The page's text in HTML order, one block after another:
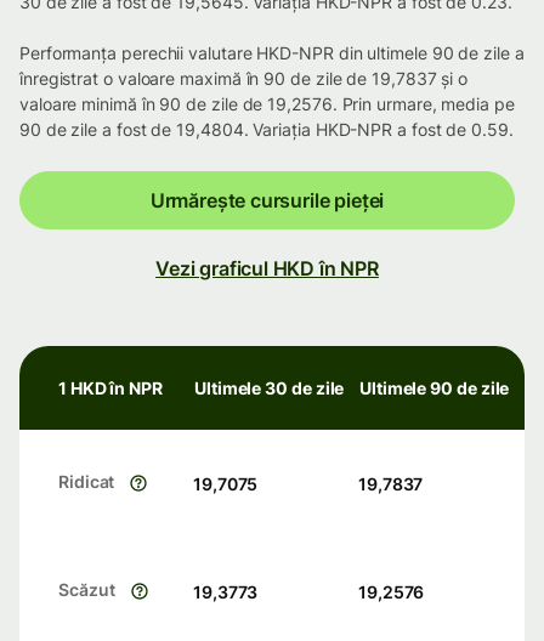
Performanța perechii valutare HKD-NPR din ultimele 90 de zile a
înregistrat o valoare maximă în 90 de zile de 19,7837 și o
valoare minimă în 90 de zile de 19,2576. Prin urmare, media pe
90 de zile a fost de 19,4804. Variația HKD-NPR a fost de 0.59.
Urmărește cursurile pieței
Vezi graficul HKD în NPR
1 HKD în NPR Ultimele 30 de zile Ultimele 90 de zile
Ridicat 19,7075 19,7837
Scăzut 19,3773 19,2576